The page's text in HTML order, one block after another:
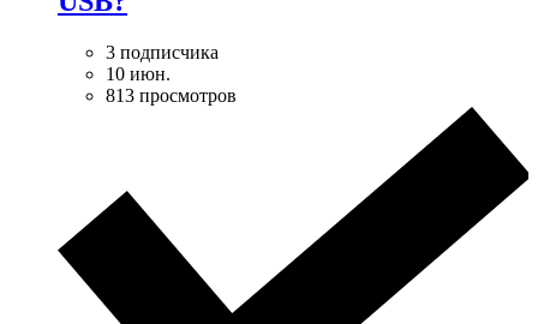
3 подписчика
10 июн.
813 просмотров